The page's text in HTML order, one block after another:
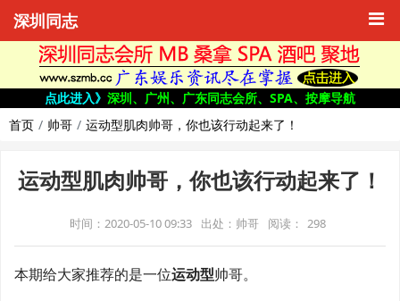
深圳同志
点此进入》 深圳、广州、广东同志会所、SPA、按摩导航
首页
帅哥 运动型肌肉帅哥，你也该行动起来了！
运动型肌肉帅哥，你也该行动起来了！
时间：2020-05-10 09:33 出处：帅哥 阅读： 298
本期给大家推荐的是一位运动型帅哥。